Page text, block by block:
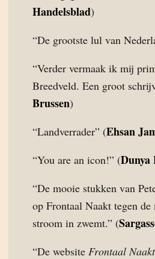
Handelsblad)
“De grootste lul van
“Verder vermaak ik mij
Breedveld. Een groot
Brussen)
“Landverrader” (Ehsan
“You are an icon!” (Dunya
“De mooie stukken van
op Frontaal Naakt tegen de
stroom in zwemt.” (
“De website Frontaal Naakt